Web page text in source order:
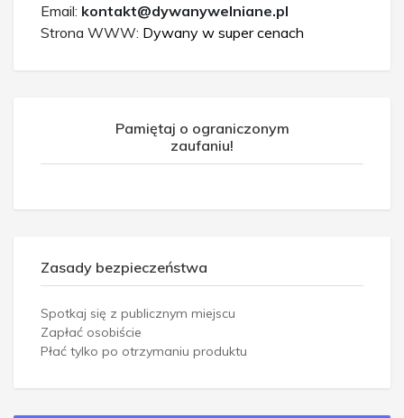
Email: kontakt@dywanywelniane.pl
Strona WWW: Dywany w super cenach
Pamiętaj o ograniczonym
zaufaniu!
Zasady bezpieczeństwa
Spotkaj się z publicznym miejscu
Zapłać osobiście
Płać tylko po otrzymaniu produktu